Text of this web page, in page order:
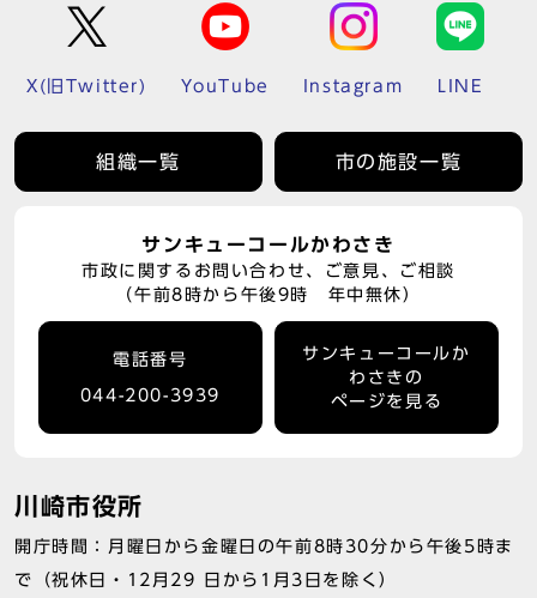
X(旧Twitter) YouTube Instagram LINE
組織一覧 市の施設一覧
サンキューコールかわさき
市政に関するお問い合わせ、ご意見、ご相談
（午前8時から午後9時 年中無休）
電話番号
044-200-3939
サンキューコールか
わさきの
ページを見る
川崎市役所
開庁時間：月曜日から金曜日の午前8時30分から午後5時ま
で（祝休日・12月29 日から1月3日を除く）